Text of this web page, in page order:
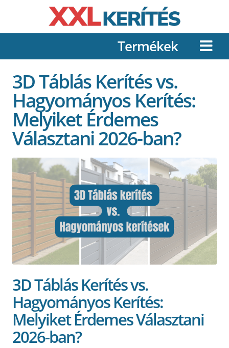
Termékek
3D Táblás Kerítés vs.
Hagyományos Kerítés:
Melyiket Érdemes
Választani 2026-ban?
3D Táblás Kerítés vs.
Hagyományos Kerítés:
Melyiket Érdemes Választani
2026-ban?